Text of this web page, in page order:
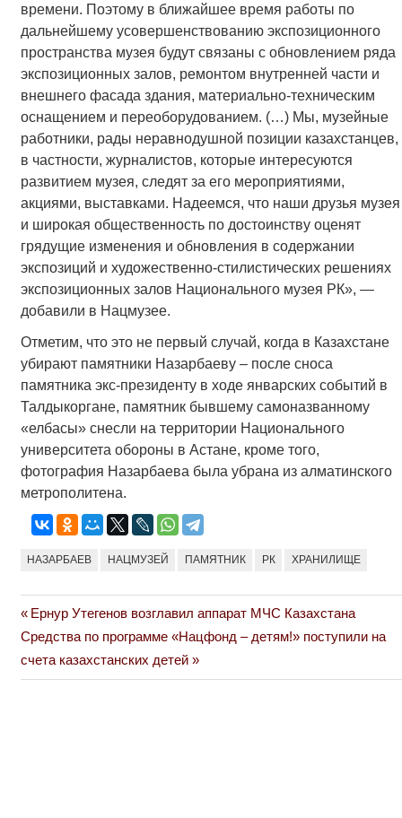
времени. Поэтому в ближайшее время работы по
дальнейшему усовершенствованию экспозиционного
пространства музея будут связаны с обновлением ряда
экспозиционных залов, ремонтом внутренней части и
внешнего фасада здания, материально-техническим
оснащением и переоборудованием. (…) Мы, музейные
работники, рады неравнодушной позиции казахстанцев,
в частности, журналистов, которые интересуются
развитием музея, следят за его мероприятиями,
акциями, выставками. Надеемся, что наши друзья музея
и широкая общественность по достоинству оценят
грядущие изменения и обновления в содержании
экспозиций и художественно-стилистических решениях
экспозиционных залов Национального музея РК», —
добавили в Нацмузее.
Отметим, что это не первый случай, когда в Казахстане
убирают памятники Назарбаеву – после сноса
памятника экс-президенту в ходе январских событий в
Талдыкоргане, памятник бывшему самоназванному
«елбасы» снесли на территории Национального
университета обороны в Астане, кроме того,
фотография Назарбаева была убрана из алматинского
метрополитена.
НАЗАРБАЕВ НАЦМУЗЕЙ ПАМЯТНИК РК ХРАНИЛИЩЕ
Навигация
по
Previous
Post:
Ернур Утегенов возглавил аппарат МЧС Казахстана
Next
Post:
Средства по программе «Нацфонд – детям!» поступили на
счета казахстанских детей